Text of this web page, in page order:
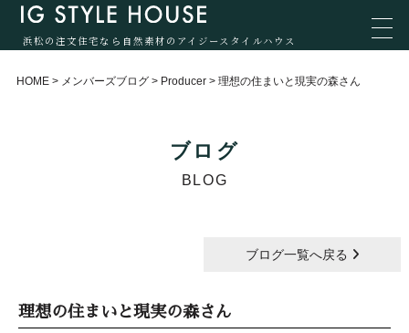
浜松の注文住宅なら自然素材のアイジースタイルハウス
HOME > メンバーズブログ > Producer > 理想の住まいと現実の森さん
ブログ
BLOG
ブログ一覧へ戻る
理想の住まいと現実の森さん